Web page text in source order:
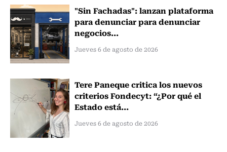
"Sin Fachadas": lanzan plataforma
para denunciar para denunciar
negocios...
Jueves 6 de agosto de 2026
Tere Paneque critica los nuevos
criterios Fondecyt: “¿Por qué el
Estado está...
Jueves 6 de agosto de 2026